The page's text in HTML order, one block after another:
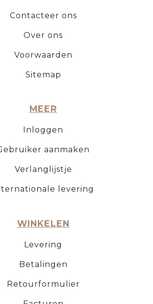
Contacteer ons
Over ons
Voorwaarden
Sitemap
MEER
Inloggen
aanmaken
Verlanglijstje
levering
WINKELEN
Levering
Betalingen
Retourformulier